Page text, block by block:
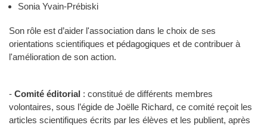
Sonia Yvain-Prébiski
Son rôle est d’aider l'association dans le choix de ses
orientations scientifiques et pédagogiques et de contribuer à
l'amélioration de son action.
- Comité éditorial : constitué de différents membres
volontaires, sous l’égide de Joëlle Richard, ce comité reçoit les
articles scientifiques écrits par les élèves et les publient, après